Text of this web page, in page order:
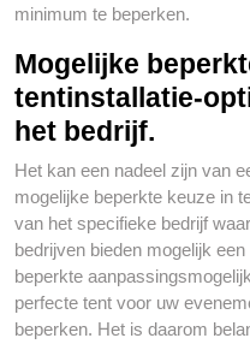
minimum te beperken.
Mogelijke
tentinstallatie-
het bedrijf.
Het kan een nadeel zijn van
mogelijke beperkte keuze in
van het specifieke bedrijf
bedrijven bieden mogelijk
beperkte
perfecte tent voor uw
beperken. Het is daarom